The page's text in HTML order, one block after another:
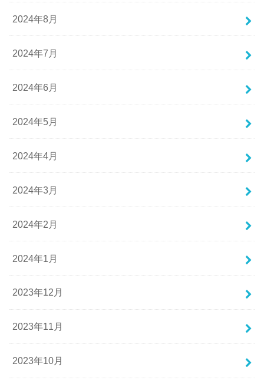
2024年8月
2024年7月
2024年6月
2024年5月
2024年4月
2024年3月
2024年2月
2024年1月
2023年12月
2023年11月
2023年10月